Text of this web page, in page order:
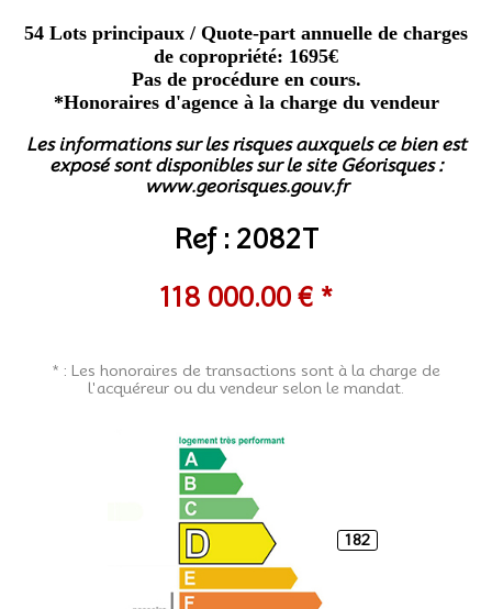
54 Lots principaux / Quote-part annuelle de charges
de copropriété: 1695€
Pas de procédure en cours.
*Honoraires d'agence à la charge du vendeur
Les informations sur les risques auxquels ce bien est
exposé sont disponibles sur le site Géorisques :
www.georisques.gouv.fr
Ref : 2082T
118 000.00 € *
* : Les honoraires de transactions sont à la charge de
l'acquéreur ou du vendeur selon le mandat.
182